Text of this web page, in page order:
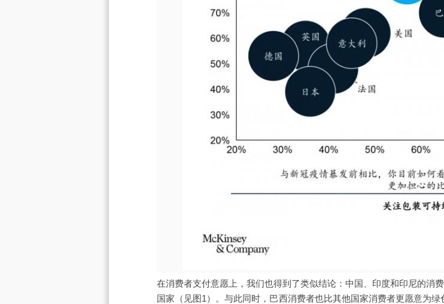
在消费者支付意愿上，我们也得到了类似结论：中国、印度和印尼的消
国家（见图1）。与此同时，巴西消费者也比其他国家消费者更愿意为